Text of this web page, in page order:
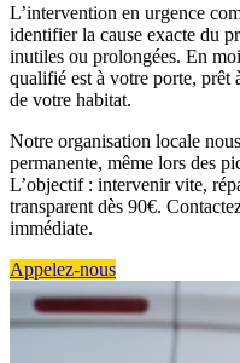
L’intervention en urgence
identifier la cause exacte du
inutiles ou prolongées. En
qualifié est à votre porte, prêt
de votre habitat.
Notre organisation locale
permanente, même lors des
L’objectif : intervenir vite,
transparent dès 90€.
immédiate.
Appelez-nous